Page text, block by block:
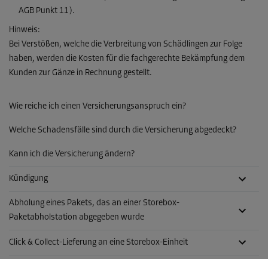
AGB Punkt 11).
Hinweis:
Bei Verstößen, welche die Verbreitung von Schädlingen zur Folge
haben, werden die Kosten für die fachgerechte Bekämpfung dem
Kunden zur Gänze in Rechnung gestellt.
Wie reiche ich einen Versicherungsanspruch ein?
Welche Schadensfälle sind durch die Versicherung abgedeckt?
Kann ich die Versicherung ändern?
Kündigung
Abholung eines Pakets, das an einer Storebox-
Paketabholstation abgegeben wurde
Click & Collect-Lieferung an eine Storebox-Einheit